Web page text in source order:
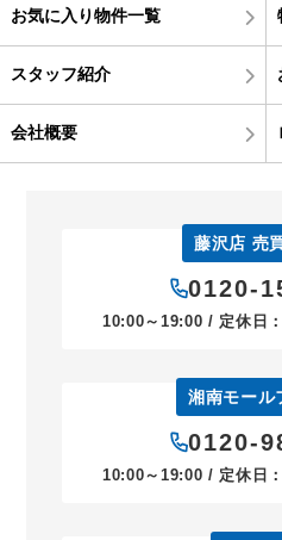
お気に入り物件一覧
スタッフ紹介
会社概要
藤沢店 売
0120-
10:00～19:00 / 定休日
湘南モール
0120-
10:00～19:00 / 定休日